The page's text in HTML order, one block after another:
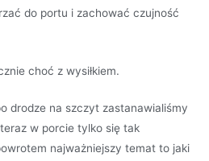
do portu i zachować czujność
choć z wysiłkiem.
drodze na szczyt zastanawialiśmy
w porcie tylko się tak
najważniejszy temat to jaki